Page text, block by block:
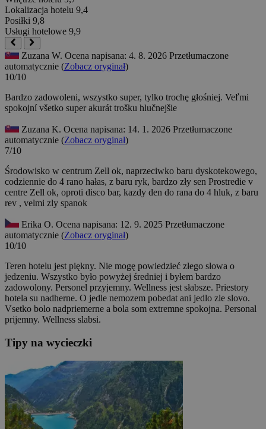
Lokalizacja hotelu 9,4
Posiłki 9,8
Usługi hotelowe 9,9
Zuzana W. Ocena napisana: 4. 8. 2026 Przetłumaczone
automatycznie (Zobacz oryginał)
10/10
Bardzo zadowoleni, wszystko super, tylko trochę głośniej. Veľmi
spokojní všetko super akurát trošku hlučnejšie
Zuzana K. Ocena napisana: 14. 1. 2026 Przetłumaczone
automatycznie (Zobacz oryginał)
7/10
Środowisko w centrum Zell ok, naprzeciwko baru dyskotekowego,
codziennie do 4 rano hałas, z baru ryk, bardzo zły sen Prostredie v
centre Zell ok, oproti disco bar, kazdy den do rana do 4 hluk, z baru
rev , velmi zly spanok
Erika O. Ocena napisana: 12. 9. 2025 Przetłumaczone
automatycznie (Zobacz oryginał)
10/10
Teren hotelu jest piękny. Nie mogę powiedzieć złego słowa o
jedzeniu. Wszystko było powyżej średniej i byłem bardzo
zadowolony. Personel przyjemny. Wellness jest słabsze. Priestory
hotela su nadherne. O jedle nemozem pobedat ani jedlo zle slovo.
Vsetko bolo nadpriemerne a bola som extremne spokojna. Personal
prijemny. Wellness slabsi.
Tipy na wycieczki